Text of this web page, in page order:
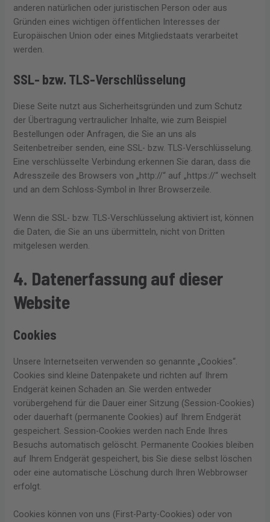
anderen natürlichen oder juristischen Person oder aus
Gründen eines wichtigen öffentlichen Interesses der
Europäischen Union oder eines Mitgliedstaats verarbeitet
werden.
SSL- bzw. TLS-Verschlüsselung
Diese Seite nutzt aus Sicherheitsgründen und zum Schutz
der Übertragung vertraulicher Inhalte, wie zum Beispiel
Bestellungen oder Anfragen, die Sie an uns als
Seitenbetreiber senden, eine SSL- bzw. TLS-Verschlüsselung.
Eine verschlüsselte Verbindung erkennen Sie daran, dass die
Adresszeile des Browsers von „http://“ auf „https://“ wechselt
und an dem Schloss-Symbol in Ihrer Browserzeile.
Wenn die SSL- bzw. TLS-Verschlüsselung aktiviert ist, können
die Daten, die Sie an uns übermitteln, nicht von Dritten
mitgelesen werden.
4. Datenerfassung auf dieser
Website
Cookies
Unsere Internetseiten verwenden so genannte „Cookies“.
Cookies sind kleine Datenpakete und richten auf Ihrem
Endgerät keinen Schaden an. Sie werden entweder
vorübergehend für die Dauer einer Sitzung (Session-Cookies)
oder dauerhaft (permanente Cookies) auf Ihrem Endgerät
gespeichert. Session-Cookies werden nach Ende Ihres
Besuchs automatisch gelöscht. Permanente Cookies bleiben
auf Ihrem Endgerät gespeichert, bis Sie diese selbst löschen
oder eine automatische Löschung durch Ihren Webbrowser
erfolgt.
Cookies können von uns (First-Party-Cookies) oder von